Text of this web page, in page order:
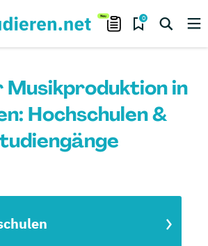
0
Musikproduktion in
Hochschulen &